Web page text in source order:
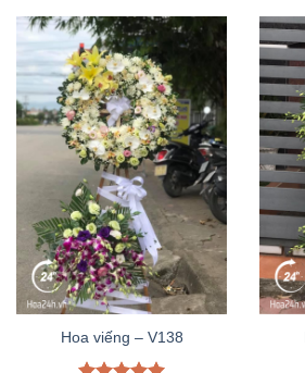
Hoa viếng – V138